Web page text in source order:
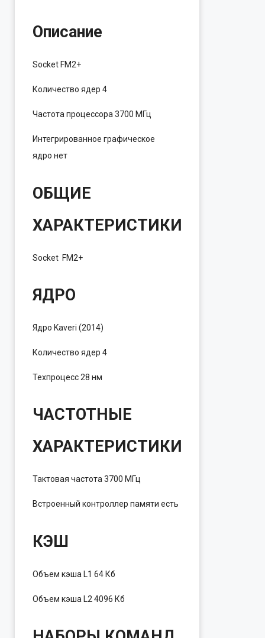
Описание
Socket FM2+
Количество ядер 4
Частота процессора 3700 МГц
Интегрированное графическое
ядро нет
ОБЩИЕ
ХАРАКТЕРИСТИКИ
Socket FM2+
ЯДРО
Ядро Kaveri (2014)
Количество ядер 4
Техпроцесс28 нм
ЧАСТОТНЫЕ
ХАРАКТЕРИСТИКИ
Тактовая частота3700 МГц
Встроенный контроллер памяти есть
КЭШ
Объем кэша L1 64 Кб
Объем кэша L2 4096 Кб